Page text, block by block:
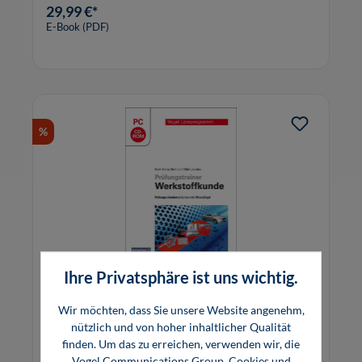
29,99 €*
E-Book (PDF)
%
Prüfungstrainer Werkstoffkunde (CD-
ROM)
Ihre Privatsphäre ist uns wichtig.
Wir möchten, dass Sie unsere Website angenehm,
nützlich und von hoher inhaltlicher Qualität
finden. Um das zu erreichen, verwenden wir, die